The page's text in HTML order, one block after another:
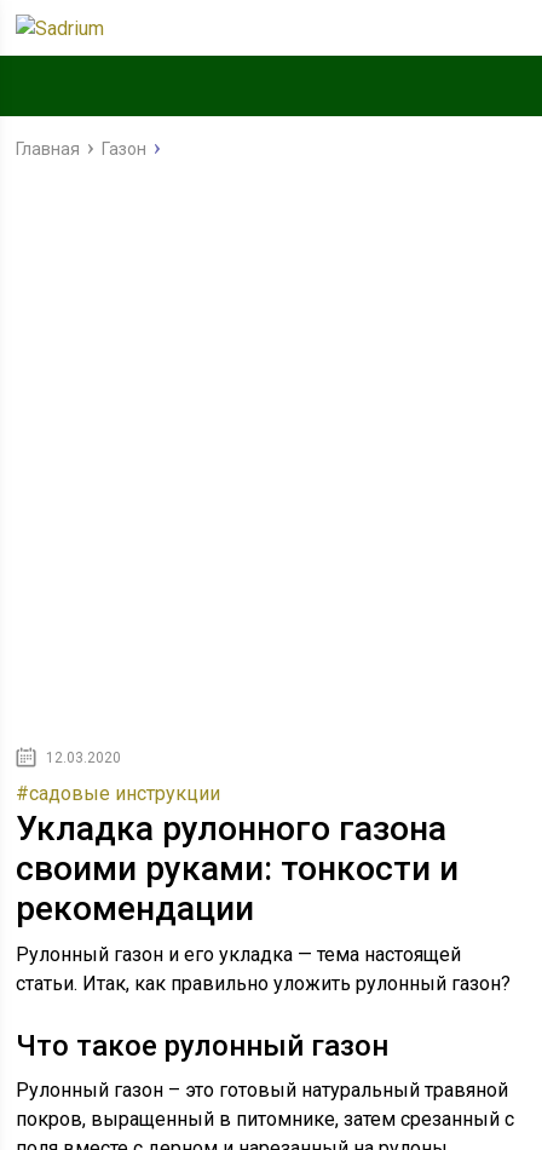
Главная Газон
12.03.2020
#садовые инструкции
Укладка рулонного газона
своими руками: тонкости и
рекомендации
Рулонный газон и его укладка — тема настоящей
статьи. Итак, как правильно уложить рулонный газон?
Что такое рулонный газон
Рулонный газон – это готовый натуральный травяной
покров, выращенный в питомнике, затем срезанный с